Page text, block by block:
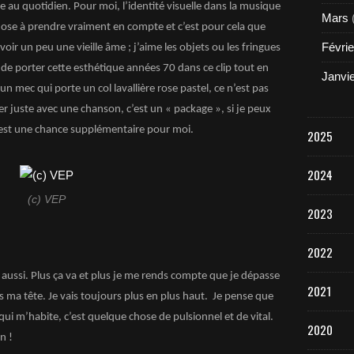
au quotidien. Pour moi, l’identité visuelle dans la musique
à prendre vraiment en compte et c’est pour cela que
un peu une vieille âme ; j’aime les objets ou les fringues
porter cette esthétique années 70 dans ce clip tout en
mec qui porte un col lavallière rose pastel, ce n’est pas
juste avec une chanson, c’est un « package », si je peux
une chance supplémentaire pour moi.
(c) VEP
Plus ça va et plus je me rends compte que je dépasse
ma tête. Je vais toujours plus en plus haut. Je pense que
m’habite, c’est quelque chose de pulsionnel et de vital.
!
Mars
2025
2024
2023
2022
2021
2020